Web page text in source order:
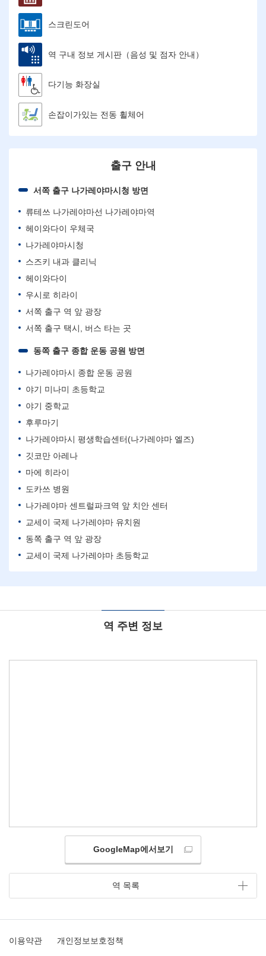
스크린도어
역 구내 정보 게시판（음성 및 점자 안내）
다기능 화장실
손잡이가있는 전동 휠체어
출구 안내
서쪽 출구 나가레야마시청 방면
류테쓰 나가레야마선 나가레야마역
헤이와다이 우체국
나가레야마시청
스즈키 내과 클리닉
헤이와다이
우시로 히라이
서쪽 출구 역 앞 광장
서쪽 출구 택시, 버스 타는 곳
동쪽 출구 종합 운동 공원 방면
나가레야마시 종합 운동 공원
야기 미나미 초등학교
야기 중학교
후루마기
나가레야마시 평생학습센터(나가레야마 엘즈)
깃코만 아레나
마에 히라이
도카쓰 병원
나가레야마 센트럴파크역 앞 치안 센터
교세이 국제 나가레야마 유치원
동쪽 출구 역 앞 광장
교세이 국제 나가레야마 초등학교
역 주변 정보
GoogleMap에서보기
역 목록
이용약관 개인정보보호정책